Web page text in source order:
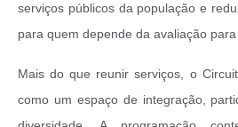
serviços públicos da população e
para quem depende da avaliação
Mais do que reunir serviços, o
como um espaço de integração,